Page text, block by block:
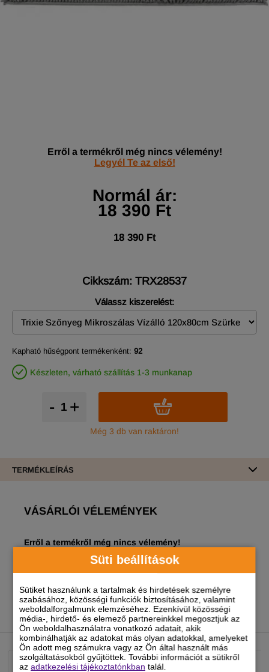
Süti beállítások
Sütiket használunk a tartalmak és hirdetések személyre
szabásához, közösségi funkciók biztosításához, valamint
weboldalforgalmunk elemzéséhez. Ezenkívül közösségi
média-, hirdető- és elemező partnereinkkel megosztjuk az
Ön weboldalhasználatra vonatkozó adatait, akik
kombinálhatják az adatokat más olyan adatokkal, amelyeket
Ön adott meg számukra vagy az Ön által használt más
szolgáltatásokból gyűjtöttek. További információt a sütikről
azadatkezelési tájékoztatónkban talál.
Erről a termékről még nincs vélemény!
Legyél Te az első!
Normál ár:
18 390 Ft
18 390 Ft
Cikkszám: TRX28537
Válassz kiszerelést:
Kapható hűségpont termékenként: 92
Készleten, várható szállítás 1-3 munkanap
+
-
Még 3 db van raktáron!
TERMÉKLEÍRÁS
VÁSÁRLÓI VÉLEMÉNYEK
Erről a termékről még nincs vélemény!
A termékhez akkor tudsz véleményt írni, ha
NEKED AJÁNLJUK